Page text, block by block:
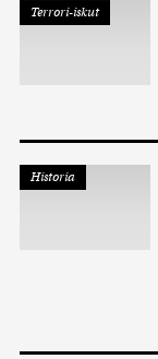
Terrori-iskut
Historia